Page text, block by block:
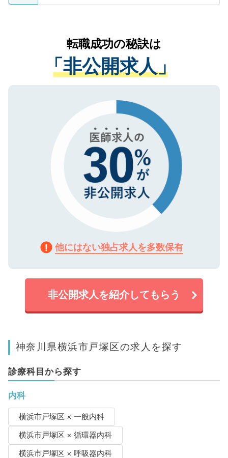
ているすべての個人データはご本人の許可
は、個人情報の取り扱いについての厳密な
管理基準を満たした事業者のみに付与され
る、プライバシーマークを取得済みです。
で、機密保持に関してもご安心ください。
かがいして、現在の医療機関の状況や紹介
経験をまじえながら、適切なアドバイスを
させていただきます。すぐにご転職をされ
ない方には、長期的なサポートが可能です
ので、まずはご登録ください。
転職成功の秘訣は
「非公開求人」
他にはない独占求人を多数保有
非公開求人を紹介してもらう
神奈川県横浜市戸塚区の求人を探す
診療科目から探す
内科
横浜市戸塚区 × 一般内科
横浜市戸塚区 × 循環器内科
横浜市戸塚区 × 呼吸器内科